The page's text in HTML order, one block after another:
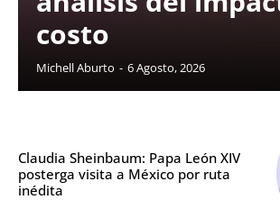
costo
Michell Aburto - 6 Agosto, 2026
Claudia Sheinbaum: Papa León XIV
posterga visita a México por ruta
inédita